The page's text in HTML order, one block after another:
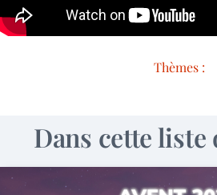
Thèmes :
Dans cette liste